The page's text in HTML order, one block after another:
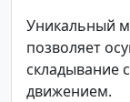
Уникальный
позволяет
складывание
движением.